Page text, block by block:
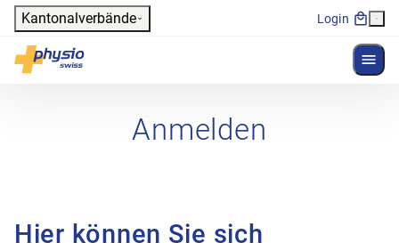
Header
Kantonalverbände Login
Physioswiss
Hauptnavigation
Anmelden
Hier können Sie sich